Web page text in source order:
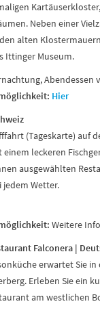
Neben einer
alten
Ittinger Museum.
Abendessen
Hier
(Tageskarte) auf
einem leckeren
ausgewählten
jedem Wetter.
Weitere
Falconera |
erwartet Sie
Erleben Sie ein
am westlichen